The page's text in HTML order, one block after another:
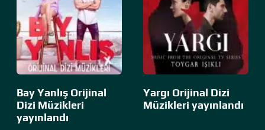
Bay Yanlış Orijinal
Dizi Müzikleri
yayınlandı
Yargı Orijinal Dizi
Müzikleri yayınlandı